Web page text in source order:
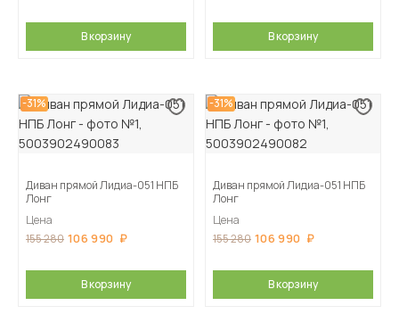
В корзину В корзину
-31%
Диван прямой Лидиа-051 НПБ
Лонг
Цена
155 280 106 990
В корзину
-31%
Диван прямой Лидиа-051 НПБ
Лонг
Цена
155 280 106 990
В корзину